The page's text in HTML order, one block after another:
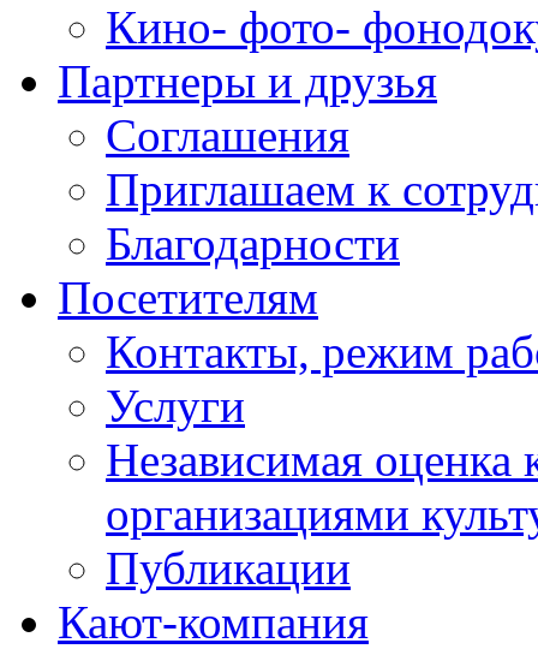
Кино- фото-
Партнеры и друзья
Соглашения
Приглашаем к
Благодарности
Посетителям
Контакты, режим
Услуги
Независимая оценка
организациями
Публикации
Кают-компания